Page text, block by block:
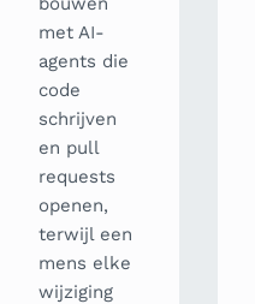
met AI-
agents die
code
schrijven
en pull
requests
openen,
terwijl een
mens elke
wijziging